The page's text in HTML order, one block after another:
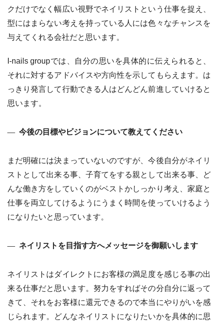
クだけでなく幅広い視野でネイリストという仕事を捉え、
型にはまらない考えを持っている人には色々なチャンスを
与えてくれる会社だと思います。
I-nails groupでは、自分の思いを具体的に伝えられると、
それに対するアドバイスや方向性を示してもらえます。は
っきり発言して行動できる人はどんどん前進していけると
思います。
今後の目標やビジョンについて教えてください
まだ明確には決まっていないのですが、今後自分がネイリ
ストとして出来る事、子育てをする親として出来る事、ど
んな働き方をしていくのがベストかしっかり考え、家庭と
仕事を両立してけるようにうまく時間を使っていけるよう
になりたいと思っています。
ネイリストを目指す方へメッセージを御願いします
ネイリストはダイレクトにお客様の満足度を感じる事の出
来る仕事だと思います。努力をすればその分自分に返って
きて、それをお客様に還元できるので本当にやりがいを感
じられます。どんなネイリストになりたいかを具体的に思